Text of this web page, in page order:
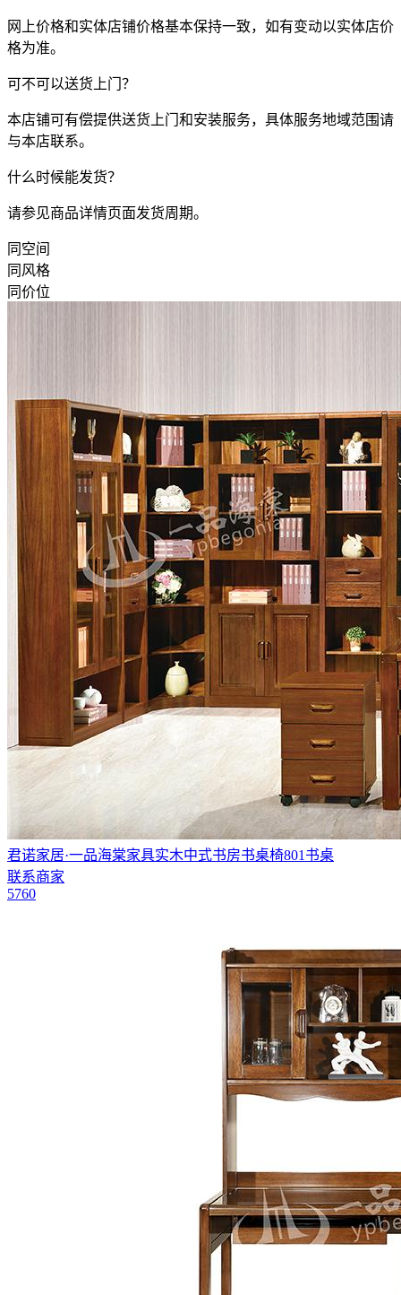
网上价格和实体店铺价格基本保持一致，如有变动以实体店价
格为准。
可不可以送货上门？
本店铺可有偿提供送货上门和安装服务，具体服务地域范围请
与本店联系。
什么时候能发货？
请参见商品详情页面发货周期。
同空间
同风格
同价位
君诺家居·一品海棠家具实木中式书房书桌椅801书桌
联系商家
5760